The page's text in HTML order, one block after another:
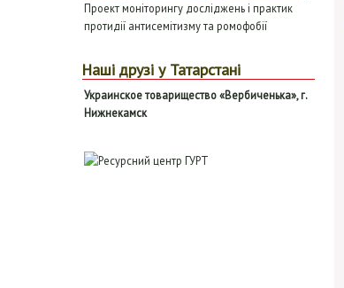
Проект моніторингу досліджень і практик
протидії антисемітизму та ромофобії
Наші друзі у Татарстані
Украинское товарищество «Вербиченька», г.
Нижнекамск